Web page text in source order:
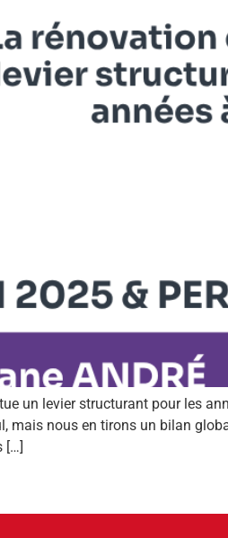
un levier structurant pour les
mais nous en tirons un bilan
[…]